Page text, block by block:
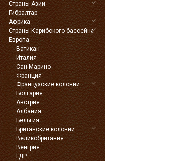
Страны Азии
Гибралтар
Африка
Страны Карибского бассейна
Европа
Ватикан
Италия
Сан-Марино
Франция
Французские колонии
Болгария
Австрия
Албания
Бельгия
Британские колонии
Великобритания
Венгрия
ГДР